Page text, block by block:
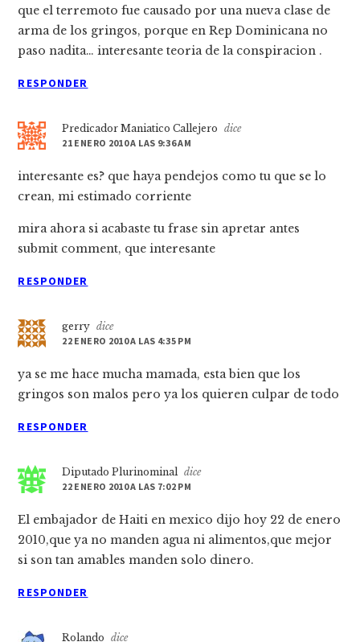
que el terremoto fue causado por una nueva clase de
arma de los gringos, porque en Rep Dominicana no
paso nadita… interesante teoria de la conspiracion .
RESPONDER
Predicador Maniatico Callejero
dice
21 ENERO 2010 A LAS 9:36 AM
interesante es? que haya pendejos como tu que se lo
crean, mi estimado corriente
mira ahora si acabaste tu frase sin apretar antes
submit comment, que interesante
RESPONDER
gerry dice
22 ENERO 2010 A LAS 4:35 PM
ya se me hace mucha mamada, esta bien que los
gringos son malos pero ya los quieren culpar de todo
RESPONDER
Diputado Plurinominal dice
22 ENERO 2010 A LAS 7:02 PM
El embajador de Haiti en mexico dijo hoy 22 de enero
2010,que ya no manden agua ni alimentos,que mejor
si son tan amables manden solo dinero.
RESPONDER
Rolando
dice